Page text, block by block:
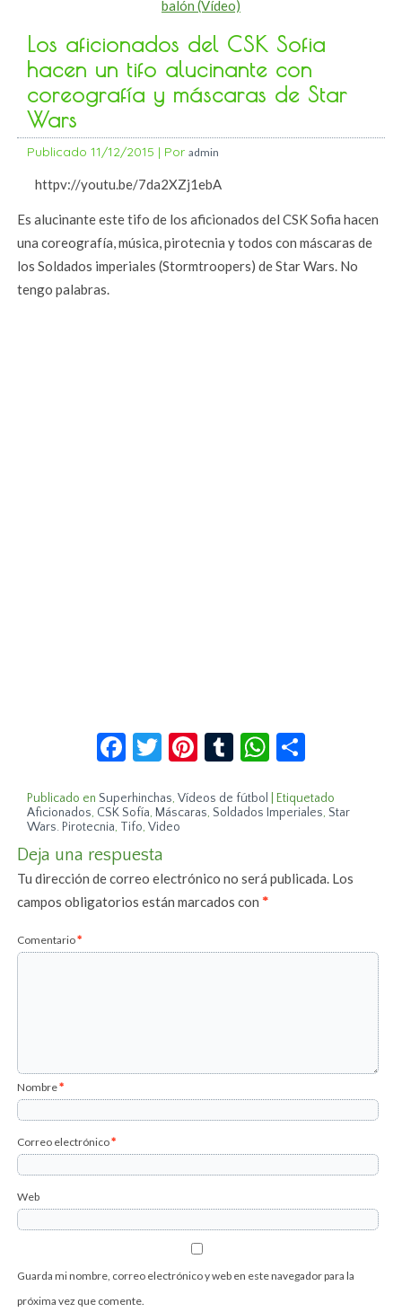
balón (Vídeo)
Los aficionados del CSK Sofia
hacen un tifo alucinante con
coreografía y máscaras de Star
Wars
Publicado 11/12/2015 | Por admin
httpv://youtu.be/7da2XZj1ebA
Es alucinante este tifo de los aficionados del CSK Sofia hacen
una coreografía, música, pirotecnia y todos con máscaras de
los Soldados imperiales (Stormtroopers) de Star Wars. No
tengo palabras.
Facebook
Twitter
Pinterest
TumblrWhatsApp
Publicado en Superhinchas,Vídeos de fútbol
Etiquetado
Aficionados, CSK Sofía, Máscaras, Soldados Imperiales, Star
Wars. Pirotecnia, Tifo,Video
Deja una respuesta
Tu dirección de correo electrónico no será publicada. Los
campos obligatorios están marcados con*
Comentario*
Nombre*
Correo electrónico*
Web
Guarda mi nombre, correo electrónico y web en este navegador para la
próxima vez que comente.